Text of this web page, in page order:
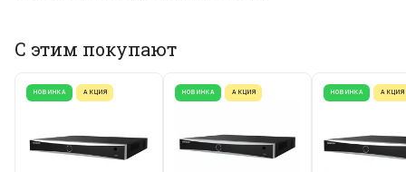
С этим покупают
НОВИНКА АКЦИЯ НОВИНКА АКЦИЯ НОВИНКА АКЦИЯ